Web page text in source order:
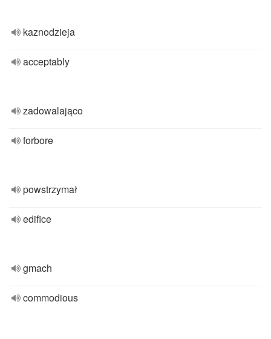
kaznodzieja
acceptably
zadowalająco
forbore
powstrzymał
edifice
gmach
commodious